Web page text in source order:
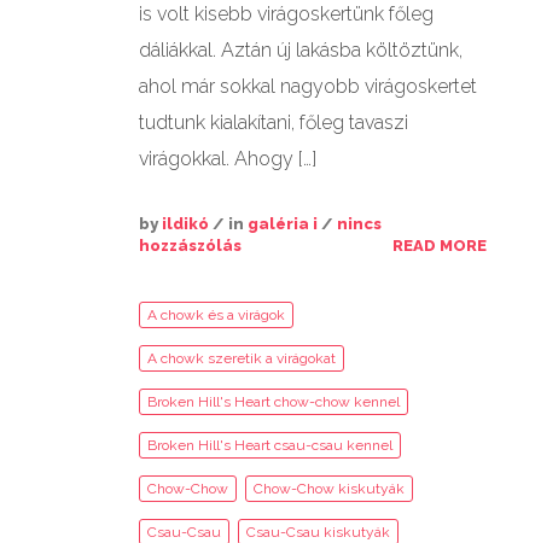
is volt kisebb virágoskertünk főleg
dáliákkal. Aztán új lakásba költöztünk,
ahol már sokkal nagyobb virágoskertet
tudtunk kialakítani, főleg tavaszi
virágokkal. Ahogy […]
by ildikó / in galéria i / nincs
hozzászólás
READ MORE
A chowk és a virágok
A chowk szeretik a virágokat
Broken Hill's Heart chow-chow kennel
Broken Hill's Heart csau-csau kennel
Chow-Chow Chow-Chow kiskutyák
Csau-Csau Csau-Csau kiskutyák